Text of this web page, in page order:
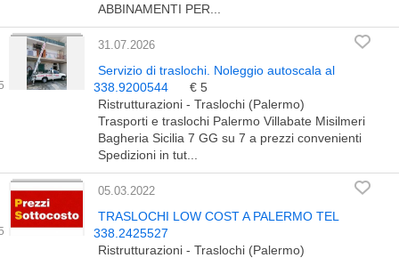
ABBINAMENTI PER...
31.07.2026
Servizio di traslochi. Noleggio autoscala al
338.9200544
€ 5
Ristrutturazioni - Traslochi (Palermo)
Trasporti e traslochi Palermo Villabate Misilmeri
Bagheria Sicilia 7 GG su 7 a prezzi convenienti
Spedizioni in tut...
05.03.2022
TRASLOCHI LOW COST A PALERMO TEL
338.2425527
Ristrutturazioni - Traslochi (Palermo)